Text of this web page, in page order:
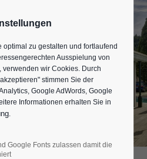
optimal zu gestalten und fortlaufend
Ausspielung von
verwenden wir Cookies. Durch
stimmen Sie der
Google AdWords, Google
Informationen erhalten Sie in
.
Google Fonts zulassen damit die